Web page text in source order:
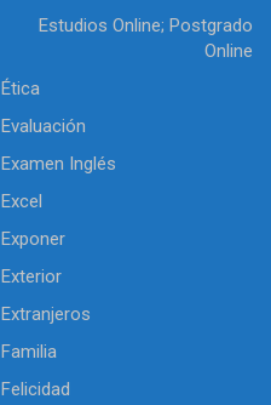
Estudios Online; Postgrado
Online
Ética
Evaluación
Examen Inglés
Excel
Exponer
Exterior
Extranjeros
Familia
Felicidad